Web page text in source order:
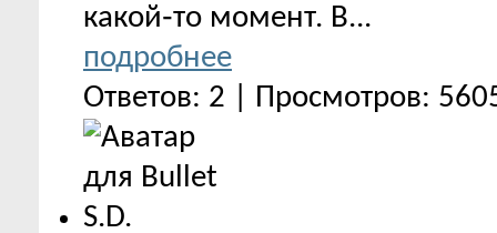
какой‑то момент. В...
подробнее
Ответов: 2 | Просмотров: